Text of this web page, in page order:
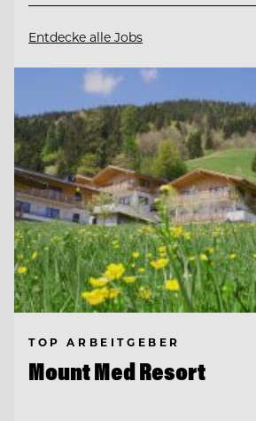
Entdecke alle Jobs
TOP ARBEITGEBER
Mount Med Resort